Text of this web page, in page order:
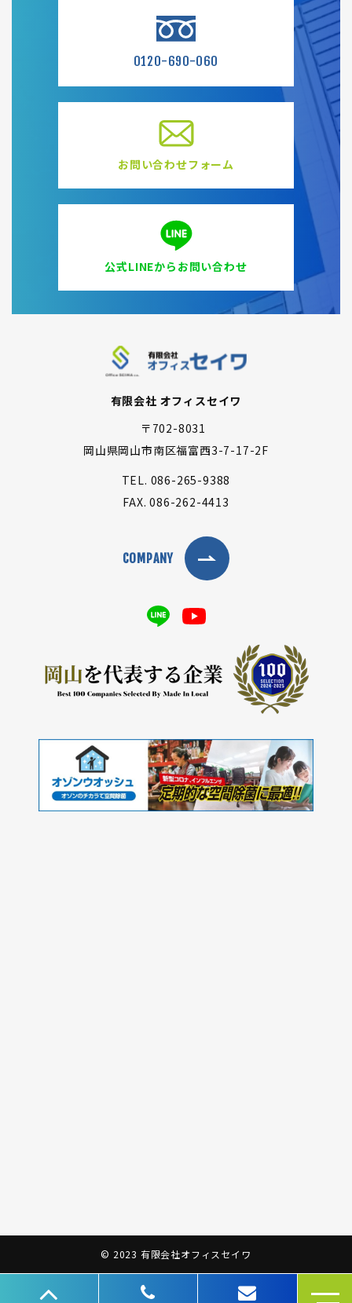
0120-690-060
お問い合わせフォーム
公式LINEからお問い合わせ
有限会社 オフィスセイワ
〒702-8031
岡山県岡山市南区福富西3-7-17-2F
TEL. 086-265-9388
FAX.086-262-4413
COMPANY
© 2023 有限会社オフィスセイワ